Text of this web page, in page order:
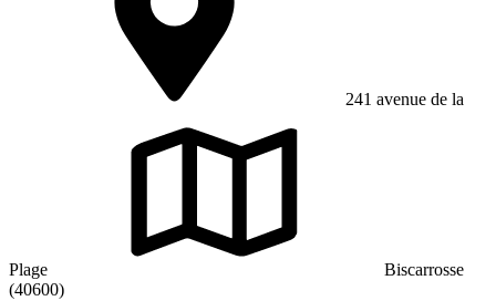
241 avenue de la
Plage
Biscarrosse
(40600)